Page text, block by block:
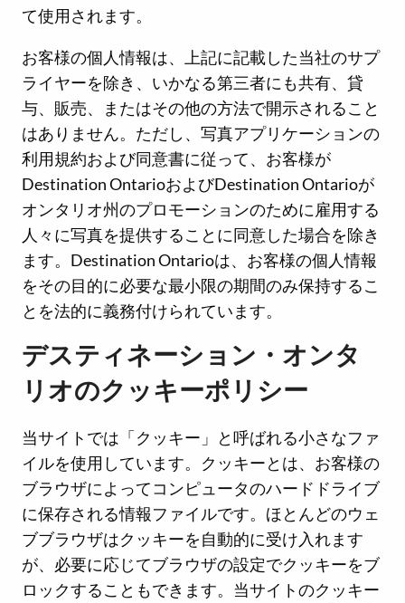
て使用されます。
お客様の個人情報は、上記に記載した当社のサプ
ライヤーを除き、いかなる第三者にも共有、貸
与、販売、またはその他の方法で開示されること
はありません。ただし、写真アプリケーションの
利用規約および同意書に従って、お客様が
Destination OntarioおよびDestination Ontarioが
オンタリオ州のプロモーションのために雇用する
人々に写真を提供することに同意した場合を除き
ます。Destination Ontarioは、お客様の個人情報
をその目的に必要な最小限の期間のみ保持するこ
とを法的に義務付けられています。
デスティネーション・オンタ
リオのクッキーポリシー
当サイトでは「クッキー」と呼ばれる小さなファ
イルを使用しています。クッキーとは、お客様の
ブラウザによってコンピュータのハードドライブ
に保存される情報ファイルです。ほとんどのウェ
ブブラウザはクッキーを自動的に受け入れます
が、必要に応じてブラウザの設定でクッキーをブ
ロックすることもできます。当サイトのクッキー